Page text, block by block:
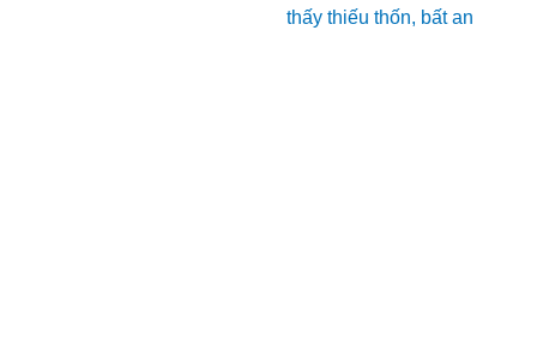
thấy thiếu thốn, bất an